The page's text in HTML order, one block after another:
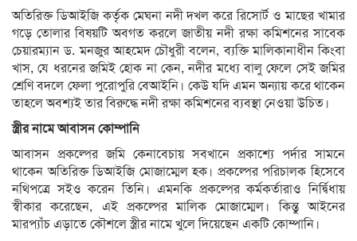
অতিরিক্ত ডিআইজি কর্তৃক মেঘনা নদী দখল করে রিসোর্ট ও মাছের খামার
গড়ে তোলার বিষয়টি অবগত করলে জাতীয় নদী রক্ষা কমিশনের সাবেক
চেয়ারম্যান ড. মনজুর আহমেদ চৌধুরী বলেন, ব্যক্তি মালিকানাধীন কিংবা
খাস, যে ধরনের জমিই হোক না কেন, নদীর মধ্যে বালু ফেলে সেই জমির
শ্রেণি বদলে ফেলা পুরোপুরি বেআইনি। কেউ যদি এমন অন্যায় করে থাকেন
তাহলে অবশ্যই তার বিরুদ্ধে নদী রক্ষা কমিশনের ব্যবস্থা নেওয়া উচিত।
স্ত্রীর নামে আবাসন কোম্পানি
আবাসন প্রকল্পের জমি কেনাবেচায় সবখানে প্রকাশ্যে পর্দার সামনে
থাকেন অতিরিক্ত ডিআইজি মোজাম্মেল হক। প্রকল্পের পরিচালক হিসেবে
নথিপত্রে সইও করেন তিনি। এমনকি প্রকল্পের কর্মকর্তারাও নির্দ্বিধায়
স্বীকার করেছেন, এই প্রকল্পের মালিক মোজাম্মেল। কিন্তু আইনের
মারপ্যাঁচ এড়াতে কৌশলে স্ত্রীর নামে খুলে দিয়েছেন একটি কোম্পানি।